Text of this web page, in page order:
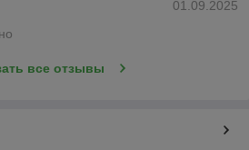
01.09.2025
все отзывы